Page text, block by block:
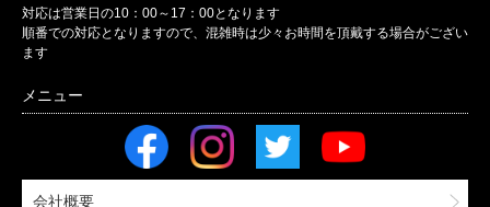
対応は営業日の10：00～17：00となります
順番での対応となりますので、混雑時は少々お時間を頂戴する場合がござい
ます
会社概要